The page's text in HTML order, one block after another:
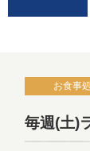
お食事
毎週(土)